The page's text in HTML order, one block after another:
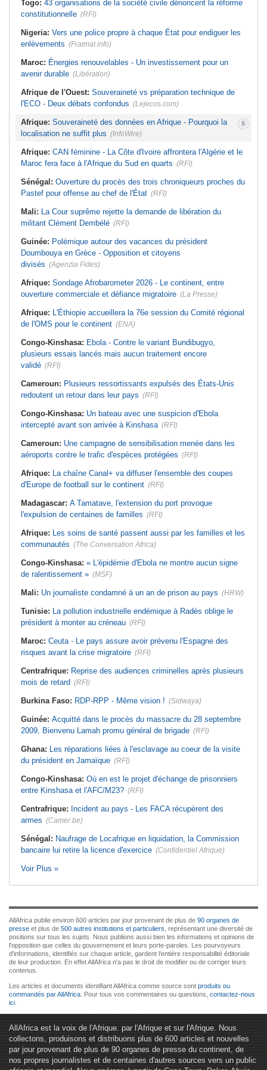
Togo: 43 organisations de la société civile dénoncent la réforme
constitutionnelle (RFI)
Nigeria: Vers une police propre à chaque État pour endiguer les
enlèvements (Fratmat.info)
Maroc: Énergies renouvelables - Un investissement pour un
avenir durable (Libération)
Afrique de l'Ouest: Souveraineté vs préparation technique de
l'ECO - Deux débats confondus (Lejecos.com)
Afrique: Souveraineté des données en Afrique - Pourquoi la
localisation ne suffit plus (InfoWire)
Afrique: CAN féminine - La Côte d'Ivoire affrontera l'Algérie et le
Maroc fera face à l'Afrique du Sud en quarts (RFI)
Sénégal: Ouverture du procès des trois chroniqueurs proches du
Pastef pour offense au chef de l'État (RFI)
Mali: La Cour suprême rejette la demande de libération du
militant Clément Dembélé (RFI)
Guinée: Polémique autour des vacances du président
Doumbouya en Grèce - Opposition et citoyens
divisés (Agenzia Fides)
Afrique: Sondage Afrobarometer 2026 - Le continent, entre
ouverture commerciale et défiance migratoire (La Presse)
Afrique: L'Éthiopie accueillera la 76e session du Comité régional
de l'OMS pour le continent (ENA)
Congo-Kinshasa: Ebola - Contre le variant Bundibugyo,
plusieurs essais lancés mais aucun traitement encore
validé (RFI)
Cameroun: Plusieurs ressortissants expulsés des États-Unis
redoutent un retour dans leur pays (RFI)
Congo-Kinshasa: Un bateau avec une suspicion d'Ebola
intercepté avant son arrivée à Kinshasa (RFI)
Cameroun: Une campagne de sensibilisation menée dans les
aéroports contre le trafic d'espèces protégées (RFI)
Afrique: La chaîne Canal+ va diffuser l'ensemble des coupes
d'Europe de football sur le continent (RFI)
Madagascar: A Tamatave, l'extension du port provoque
l'expulsion de centaines de familles (RFI)
Afrique: Les soins de santé passent aussi par les familles et les
communautés (The Conversation Africa)
Congo-Kinshasa: « L'épidémie d'Ebola ne montre aucun signe
de ralentissement » (MSF)
Mali: Un journaliste condamné à un an de prison au pays (HRW)
Tunisie: La pollution industrielle endémique à Radès oblige le
président à monter au créneau (RFI)
Maroc: Ceuta - Le pays assure avoir prévenu l'Espagne des
risques avant la crise migratoire (RFI)
Centrafrique: Reprise des audiences criminelles après plusieurs
mois de retard (RFI)
Burkina Faso: RDP-RPP - Même vision ! (Sidwaya)
Guinée: Acquitté dans le procès du massacre du 28 septembre
2009, Bienvenu Lamah promu général de brigade (RFI)
Ghana: Les réparations liées à l'esclavage au coeur de la visite
du président en Jamaïque (RFI)
Congo-Kinshasa: Où en est le projet d'échange de prisonniers
entre Kinshasa et l'AFC/M23? (RFI)
Centrafrique: Incident au pays - Les FACA récupèrent des
armes (Camer.be)
Sénégal: Naufrage de Locafrique en liquidation, la Commission
bancaire lui retire la licence d'exercice (Confidentiel Afrique)
Voir Plus »
AllAfrica publie environ 600 articles par jour provenant de plus de 90 organes de
presse et plus de 500 autres institutions et particuliers , représentant une diversité de
positions sur tous les sujets. Nous publions aussi bien les informations et opinions de
l'opposition que celles du gouvernement et leurs porte-paroles. Les pourvoyeurs
d'informations, identifiés sur chaque article, gardent l'entière responsabilité éditoriale
de leur production. En effet AllAfrica n'a pas le droit de modifier ou de corriger leurs
contenus.
Les articles et documents identifiant AllAfrica comme source sont produits ou
commandés par AllAfrica . Pour tous vos commentaires ou questions, contactez-nous
ici
AllAfrica est la voix de l'Afrique. par l'Afrique et sur l'Afrique. Nous
collectons, produisons et distribuons plus de 600 articles et nouvelles
par jour provenant de plus de 90 organes de presse du continent, de
nos propres journalistes et de centaines d'autres sources vers un public